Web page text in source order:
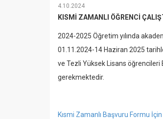
4.10.2024
KISMİ ZAMANLI ÖĞRENCİ
2024-2025 Öğretim yılında
01.11.2024-14 Haziran 2025
ve Tezli Yüksek Lisans
gerekmektedir.
Kısmi Zamanlı Başvuru Formu İçin